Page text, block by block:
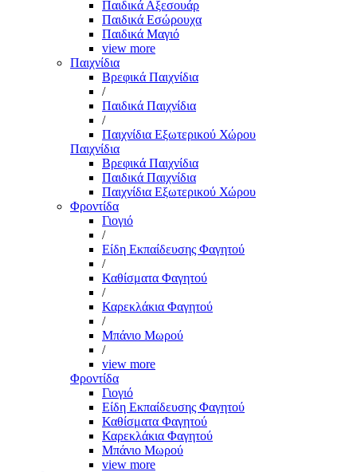
Παιδικά Αξεσουάρ
Παιδικά Εσώρουχα
Παιδικά Μαγιό
view more
Παιχνίδια
Βρεφικά Παιχνίδια
/
Παιδικά Παιχνίδια
/
Παιχνίδια Εξωτερικού Χώρου
Παιχνίδια
Βρεφικά Παιχνίδια
Παιδικά Παιχνίδια
Παιχνίδια Εξωτερικού Χώρου
Φροντίδα
Γιογιό
/
Είδη Εκπαίδευσης Φαγητού
/
Καθίσματα Φαγητού
/
Καρεκλάκια Φαγητού
/
Μπάνιο Μωρού
/
view more
Φροντίδα
Γιογιό
Είδη Εκπαίδευσης Φαγητού
Καθίσματα Φαγητού
Καρεκλάκια Φαγητού
Μπάνιο Μωρού
view more